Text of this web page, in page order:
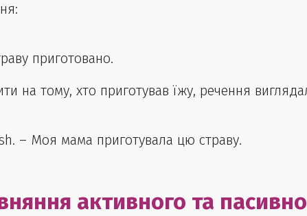
приготовано.
на тому, хто приготував їжу, речення
– Моя мама приготувала цю страву.
активного та